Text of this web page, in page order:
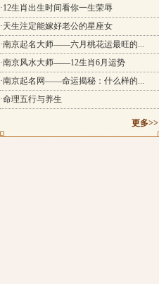
·12生肖出生时间看你一生荣辱
·天生注定能嫁好老公的星座女
·南京起名大师——六月桃花运最旺的...
·南京风水大师——12生肖6月运势
·南京起名网——命运揭秘：什么样的...
·命理五行与养生
更多>>